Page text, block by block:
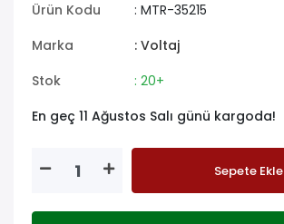
Ürün Kodu
: MTR-35215
Marka
: Voltaj
Stok
: 20+
En geç 11 Ağustos Salı günü kargoda!
Sepete Ekle